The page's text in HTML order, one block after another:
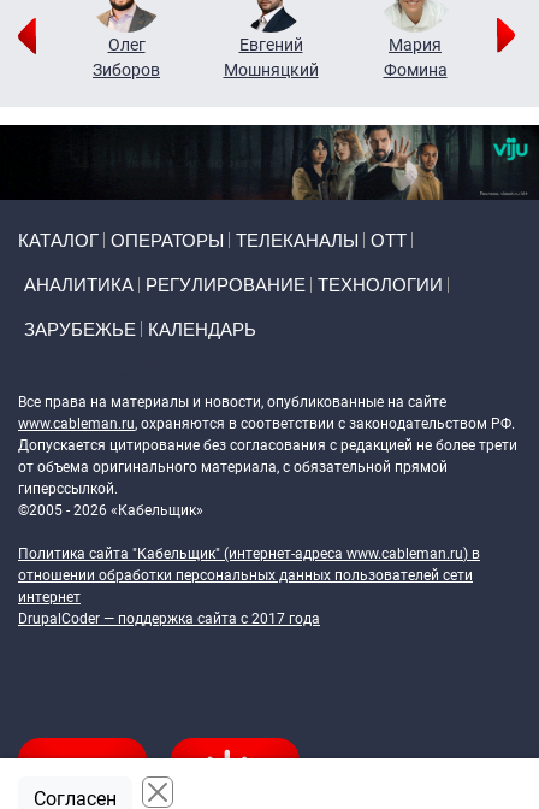
Олег
Зиборов
Евгений
Мошняцкий
Мария
Фомина
КАТАЛОГ ОПЕРАТОРЫ ТЕЛЕКАНАЛЫ ОТТ
АНАЛИТИКА РЕГУЛИРОВАНИЕ ТЕХНОЛОГИИ
ЗАРУБЕЖЬЕ КАЛЕНДАРЬ
Все права на материалы и новости, опубликованные на сайте
www.cableman.ru, охраняются в соответствии с законодательством РФ.
Допускается цитирование без согласования с редакцией не более трети
от объема оригинального материала, с обязательной прямой
гиперссылкой.
©2005 - 2026 «Кабельщик»
Политика сайта "Кабельщик" (интернет-адреса www.cableman.ru) в
отношении обработки персональных данных пользователей сети
интернет
DrupalCoder — поддержка сайта c 2017 года
Согласен